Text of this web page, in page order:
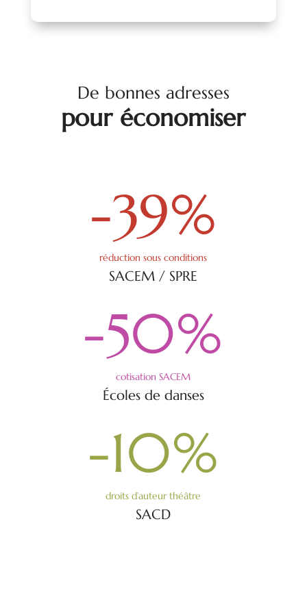
De bonnes adresses
pour économiser
-39%
réduction sous conditions
SACEM / SPRE
-50%
cotisation SACEM
Écoles de danses
-10%
droits d’auteur théâtre
SACD